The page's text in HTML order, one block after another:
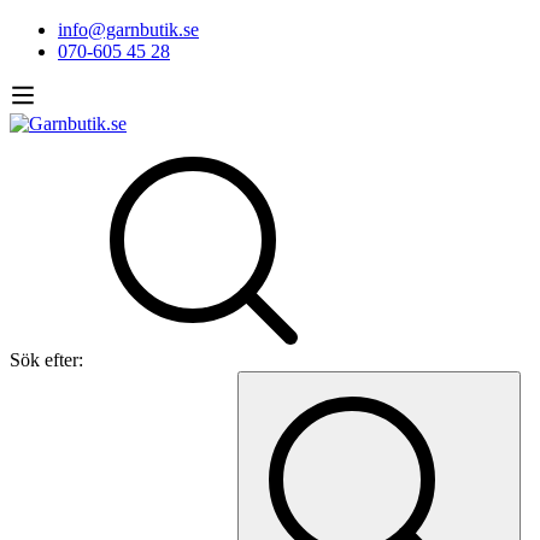
info@garnbutik.se
070-605 45 28
Sök efter: